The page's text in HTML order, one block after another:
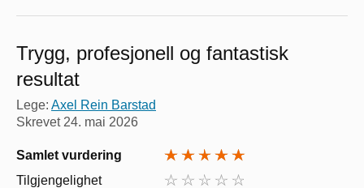
Trygg, profesjonell og fantastisk
resultat
Lege: Axel Rein Barstad
Skrevet 24. mai 2026
Samlet vurdering
Tilgjengelighet